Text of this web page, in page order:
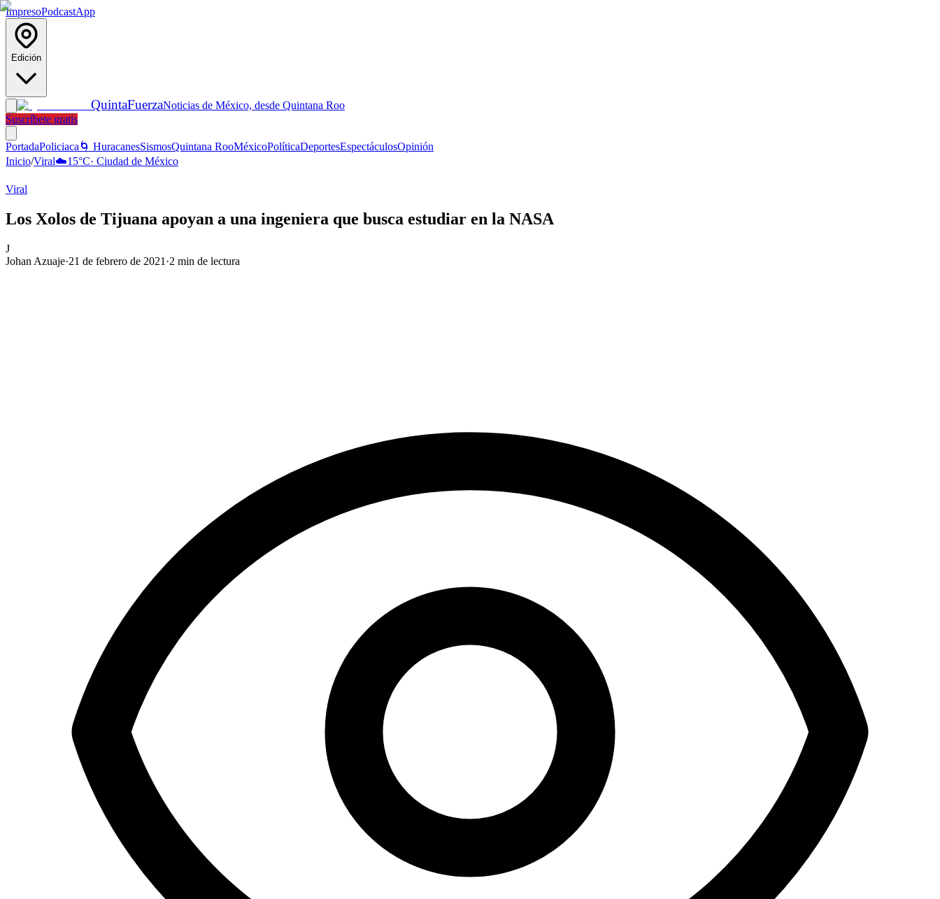
ImpresoPodcastApp
Edición
QuintaFuerzaNoticias de México, desde Quintana Roo
Suscríbete gratis
PortadaPoliciaca 🌀 HuracanesSismosQuintana RooMéxicoPolíticaDeportesEspectáculosOpinión
Inicio/Viral☁️15°C· Ciudad de México
Viral
Los Xolos de Tijuana apoyan a una ingeniera que busca estudiar en la NASA
J
Johan Azuaje·21 de febrero de 2021 ·2 min de lectura